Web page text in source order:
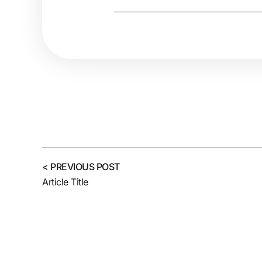
< PREVIOUS POST
Article Title